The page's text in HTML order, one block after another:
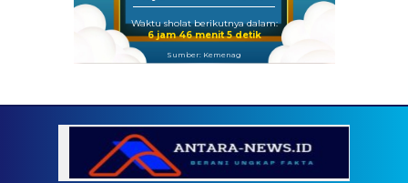
Waktu sholat berikutnya dalam:
6 jam 46 menit 4 detik
Sumber: Kemenag